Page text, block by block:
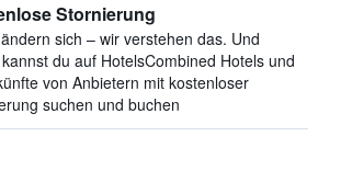
Stornierung
sich – wir verstehen das. Und
du auf HotelsCombined Hotels und
von Anbietern mit kostenloser
suchen und buchen